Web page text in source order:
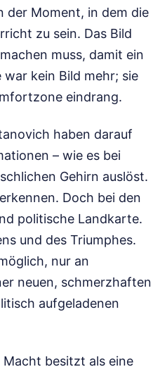
der Moment, in dem die
zu sein. Das Bild
muss, damit ein
kein Bild mehr; sie
eindrang.
haben darauf
– wie es bei
Gehirn auslöst.
Doch bei den
politische Landkarte.
und des Triumphes.
nur an
neuen, schmerzhaften
aufgeladenen
besitzt als eine